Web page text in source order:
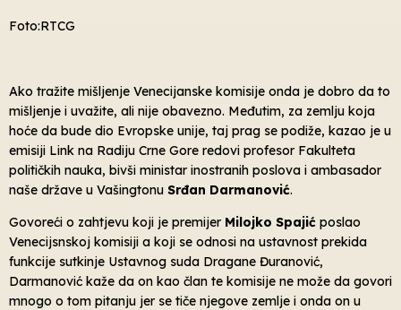
Foto:RTCG
Ako tražite mišljenje Venecijanske komisije onda je dobro da to
mišljenje i uvažite, ali nije obavezno. Međutim, za zemlju koja
hoće da bude dio Evropske unije, taj prag se podiže, kazao je u
emisiji Link na Radiju Crne Gore redovi profesor Fakulteta
političkih nauka, bivši ministar inostranih poslova i ambasador
naše države u Vašingtonu Srđan Darmanović.
Govoreći o zahtjevu koji je premijer Milojko Spajić poslao
Venecijsnskoj komisiji a koji se odnosi na ustavnost prekida
funkcije sutkinje Ustavnog suda Dragane Đuranović,
Darmanović kaže da on kao član te komisije ne može da govori
mnogo o tom pitanju jer se tiče njegove zemlje i onda on u